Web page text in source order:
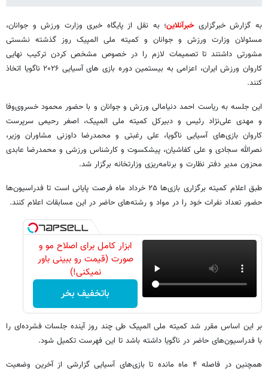
به گزارش خبرگزاریخبرآنلاین؛ به نقل از پایگاه خبری وزارت ورزش و جوانان،
مسئولان وزارت ورزش و جوانان و کمیته ملی المپیک روز گذشته نشستی
مشورتی داشتند تا تصمیمات لازم را در خصوص مشخص کردن ترکیب نهایی
کاروان ورزش ایران، اعزامی به بیستمین دوره بازی های آسیایی ۲۰۲۶ ناگویا اتخاذ
کنند.
این جلسه به ریاست احمد دنیامالی ورزش و جوانان و با حضور محمود خسروی‌وفا
و مهدی علی‌نژاد رئیس و دبیرکل کمیته ملی المپیک، اصغر رحیمی سرپرست
کاروان بازی‌های آسیایی ناگویا، علی رغبتی و محمدرضا داوزنی مشاوران وزیر،
نصرالله سجادی و علی کفاشیان، پیشکسوت و کارشناس ورزشی و محمدرضا عابدی
محزون مدیر دفتر نظارت و برنامه‌ریزی وزارتخانه برگزار شد.
طبق اعلام کمیته برگزاری بازی‌ها ۲۵ خرداد ماه فرصت پایانی است تا فدراسیون‌ها
حضور تعداد نفرات خود را در مواد و رشته‌های حاضر در این مسابقات اعلام کنند.
ابزار کامل برای اصلاح مو و
صورت (قیمت رو ببینی باور
نمیکنی!)
باتخفیف بخر
بر این اساس مقرر شد کمیته ملی المپیک طی چند روز آینده جلسات فشرده‌ای را
با فدراسیون‌های حاضر در ناگویا داشته باشد تا این فهرست تکمیل شود.
همچنین در فاصله ۴ ماه مانده تا بازی‌های آسیایی گزارشی از آخرین وضعیت